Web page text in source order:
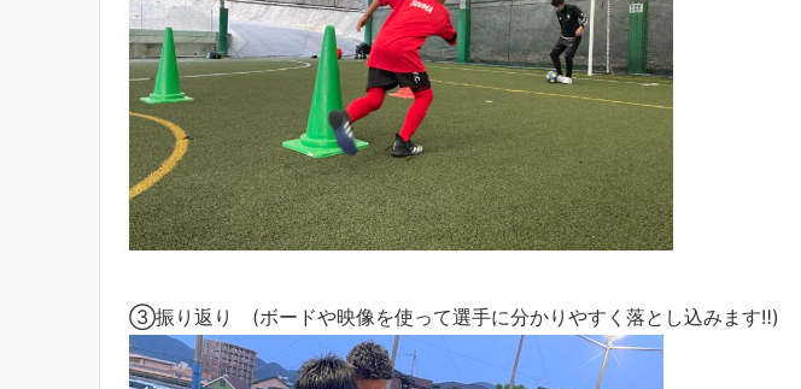
③振り返り (ボードや映像を使って選手に分かりやすく落とし込みます‼︎)